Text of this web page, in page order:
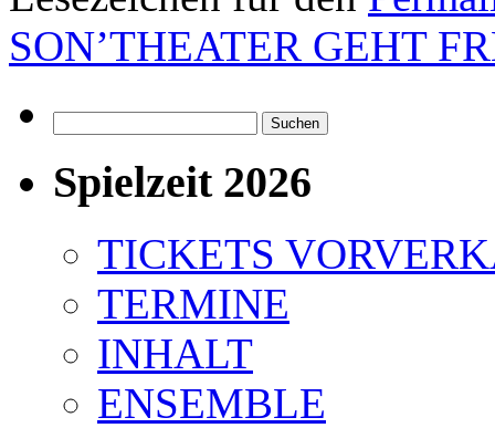
SON’THEATER GEHT
nach:
Spielzeit 2026
TICKETS
TERMINE
INHALT
ENSEMBLE